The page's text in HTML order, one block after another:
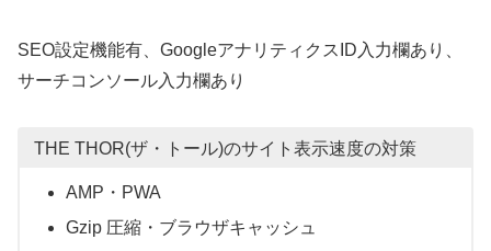
SEO設定機能有、GoogleアナリティクスID入力欄あり、
サーチコンソール入力欄あり
THE THOR(ザ・トール)のサイト表示速度の対策
AMP・PWA
Gzip 圧縮・ブラウザキャッシュ